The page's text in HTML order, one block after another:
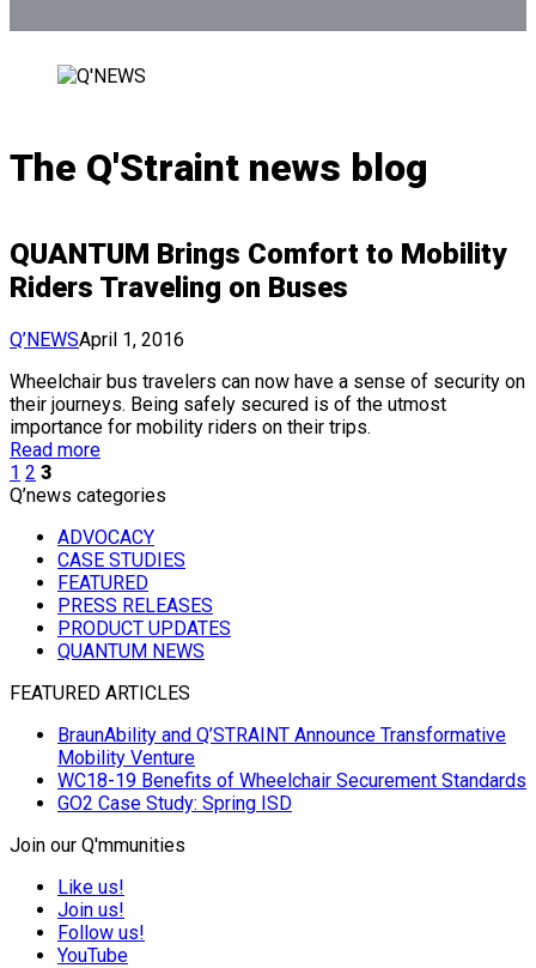
The Q'Straint news blog
QUANTUM Brings Comfort to Mobility
Riders Traveling on Buses
Q’NEWSApril 1, 2016
Wheelchair bus travelers can now have a sense of security on
their journeys. Being safely secured is of the utmost
importance for mobility riders on their trips.
Read more
1 2 3
Q’news categories
ADVOCACY
CASE STUDIES
FEATURED
PRESS RELEASES
PRODUCT UPDATES
QUANTUM NEWS
FEATURED ARTICLES
BraunAbility and Q’STRAINT Announce Transformative
Mobility Venture
WC18-19 Benefits of Wheelchair Securement Standards
GO2 Case Study: Spring ISD
Join our Q'mmunities
Like us!
Join us!
Follow us!
YouTube